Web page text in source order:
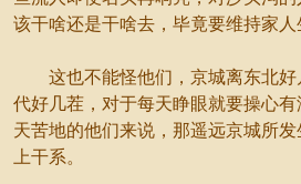
该干啥还是干啥去，毕竟要维持家人
这也不能怪他们，京城离东北好
代好几茬，对于每天睁眼就要操心
天苦地的他们来说，那遥远京城所
上干系。